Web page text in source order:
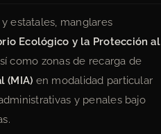
estatales, manglares
Ecológico y la Protección al
como zonas de recarga de
(MIA) en modalidad particular
y penales bajo